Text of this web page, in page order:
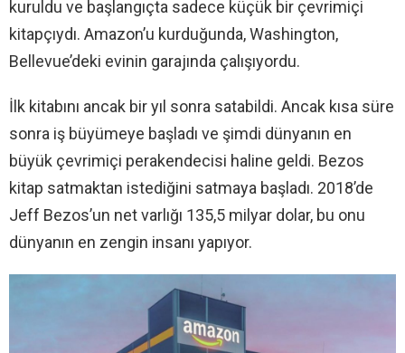
kuruldu ve başlangıçta sadece küçük bir çevrimiçi
kitapçıydı. Amazon’u kurduğunda, Washington,
Bellevue’deki evinin garajında ​​çalışıyordu.
İlk kitabını ancak bir yıl sonra satabildi. Ancak kısa süre
sonra iş büyümeye başladı ve şimdi dünyanın en
büyük çevrimiçi perakendecisi haline geldi. Bezos
kitap satmaktan istediğini satmaya başladı. 2018’de
Jeff Bezos’un net varlığı 135,5 milyar dolar, bu onu
dünyanın en zengin insanı yapıyor.